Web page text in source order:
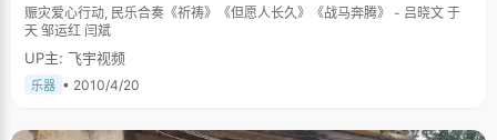
赈灾爱心行动, 民乐合奏《祈祷》《但愿人长久》《战马奔腾》 - 吕晓文 于
天 邹运红 闫斌
UP主: 飞宇视频
乐器 • 2010/4/20